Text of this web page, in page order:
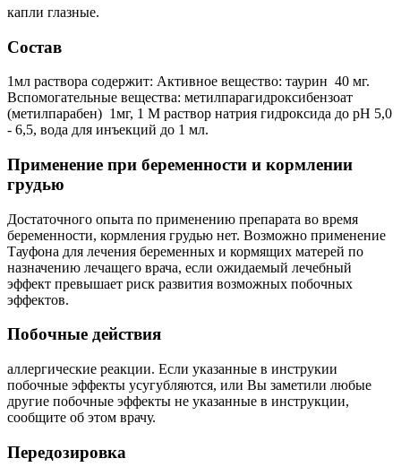
капли глазные.
Состав
1мл раствора содержит: Активное вещество: таурин ­ 40 мг.
Вспомогательные вещества: метилпарагидроксибензоат
(метилпарабен) ­ 1мг, 1 М раствор натрия гидроксида до pH 5,0
- 6,5, вода для инъекций до 1 мл.
Применение при беременности и кормлении
грудью
Достаточного опыта по применению препарата во время
беременности, кормления грудью нет. Возможно применение
Тауфона для лечения беременных и кормящих матерей по
назначению лечащего врача, если ожидаемый лечебный
эффект превышает риск развития возможных побочных
эффектов.
Побочные действия
аллергические реакции. Если указанные в инструкии
побочные эффекты усугубляются, или Вы заметили любые
другие побочные эффекты не указанные в инструкции,
сообщите об этом врачу.
Передозировка